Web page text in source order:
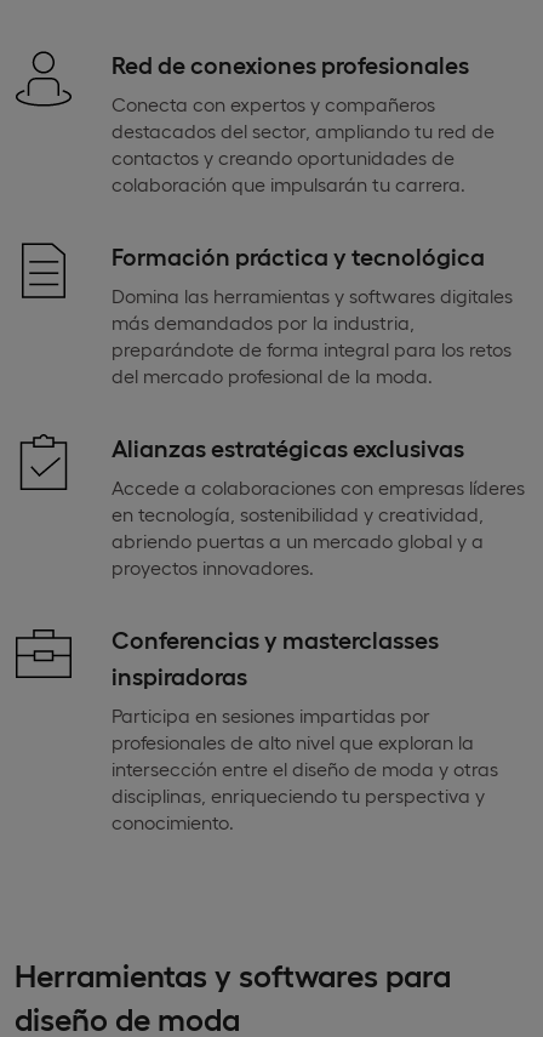
Red de conexiones profesionales
Conecta con expertos y compañeros
destacados del sector, ampliando tu red de
contactos y creando oportunidades de
colaboración que impulsarán tu carrera.
Formación práctica y tecnológica
Domina las herramientas y softwares digitales
más demandados por la industria,
preparándote de forma integral para los retos
del mercado profesional de la moda.
Alianzas estratégicas exclusivas
Accede a colaboraciones con empresas líderes
en tecnología, sostenibilidad y creatividad,
abriendo puertas a un mercado global y a
proyectos innovadores.
Conferencias y masterclasses
inspiradoras
Participa en sesiones impartidas por
profesionales de alto nivel que exploran la
intersección entre el diseño de moda y otras
disciplinas, enriqueciendo tu perspectiva y
conocimiento.
Herramientas y softwares para
diseño de moda